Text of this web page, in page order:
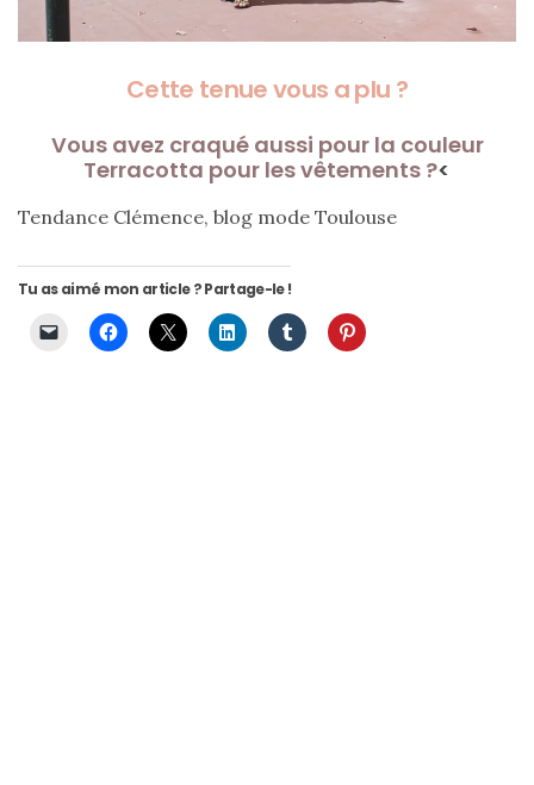
Cette tenue vous a plu ?
Vous avez craqué aussi pour la couleur
Terracotta pour les vêtements ?<
Tendance Clémence, blog mode Toulouse
Tu as aimé mon article ? Partage-le !